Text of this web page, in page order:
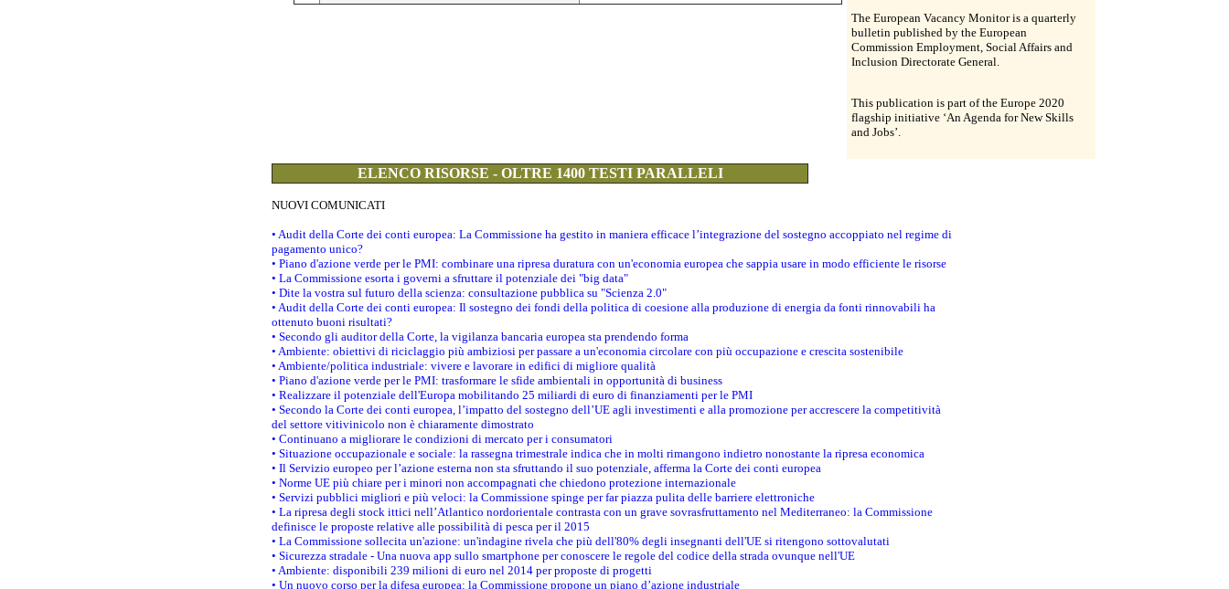
The European Vacancy Monitor is a quarterly
bulletin published by the European
Commission Employment, Social Affairs and
Inclusion Directorate General.
This publication is part of the Europe 2020
flagship initiative ‘An Agenda for New Skills
and Jobs’.
ELENCO RISORSE - OLTRE 1400 TESTI PARALLELI
NUOVI COMUNICATI
• Audit della Corte dei conti europea: La Commissione ha gestito in maniera efficace l’integrazione del sostegno accoppiato nel regime di
pagamento unico?
• Piano d'azione verde per le PMI: combinare una ripresa duratura con un'economia europea che sappia usare in modo efficiente le risorse
• La Commissione esorta i governi a sfruttare il potenziale dei "big data"
• Dite la vostra sul futuro della scienza: consultazione pubblica su "Scienza 2.0"
• Audit della Corte dei conti europea: Il sostegno dei fondi della politica di coesione alla produzione di energia da fonti rinnovabili ha
ottenuto buoni risultati?
• Secondo gli auditor della Corte, la vigilanza bancaria europea sta prendendo forma
• Ambiente: obiettivi di riciclaggio più ambiziosi per passare a un'economia circolare con più occupazione e crescita sostenibile
• Ambiente/politica industriale: vivere e lavorare in edifici di migliore qualità
• Piano d'azione verde per le PMI: trasformare le sfide ambientali in opportunità di business
• Realizzare il potenziale dell'Europa mobilitando 25 miliardi di euro di finanziamenti per le PMI
• Secondo la Corte dei conti europea, l’impatto del sostegno dell’UE agli investimenti e alla promozione per accrescere la competitività
del settore vitivinicolo non è chiaramente dimostrato
• Continuano a migliorare le condizioni di mercato per i consumatori
• Situazione occupazionale e sociale: la rassegna trimestrale indica che in molti rimangono indietro nonostante la ripresa economica
• Il Servizio europeo per l’azione esterna non sta sfruttando il suo potenziale, afferma la Corte dei conti europea
• Norme UE più chiare per i minori non accompagnati che chiedono protezione internazionale
• Servizi pubblici migliori e più veloci: la Commissione spinge per far piazza pulita delle barriere elettroniche
• La ripresa degli stock ittici nell’Atlantico nordorientale contrasta con un grave sovrasfruttamento nel Mediterraneo: la Commissione
definisce le proposte relative alle possibilità di pesca per il 2015
• La Commissione sollecita un'azione: un'indagine rivela che più dell'80% degli insegnanti dell'UE si ritengono sottovalutati
• Sicurezza stradale - Una nuova app sullo smartphone per conoscere le regole del codice della strada ovunque nell'UE
• Ambiente: disponibili 239 milioni di euro nel 2014 per proposte di progetti
• Un nuovo corso per la difesa europea: la Commissione propone un piano d’azione industriale